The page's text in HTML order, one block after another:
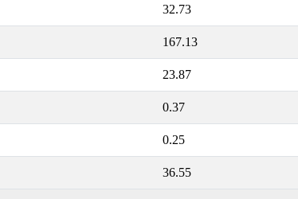
32.73
167.13
23.87
0.37
0.25
36.55